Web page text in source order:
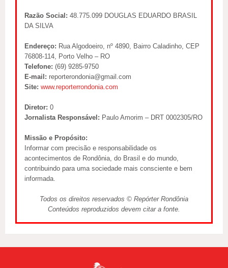
Razão Social: 48.775.099 DOUGLAS EDUARDO BRASIL
DA SILVA
Endereço: Rua Algodoeiro, nº 4890, Bairro Caladinho, CEP
76808-114, Porto Velho – RO
Telefone: (69) 9285-9750
E-mail: reporterondonia@gmail.com
Site: www.reporterrondonia.com
Diretor: 0
Jornalista Responsável: Paulo Amorim – DRT 0002305/RO
Missão e Propósito:
Informar com precisão e responsabilidade os
acontecimentos de Rondônia, do Brasil e do mundo,
contribuindo para uma sociedade mais consciente e bem
informada.
Todos os direitos reservados © Repórter Rondônia
Conteúdos reproduzidos devem citar a fonte.